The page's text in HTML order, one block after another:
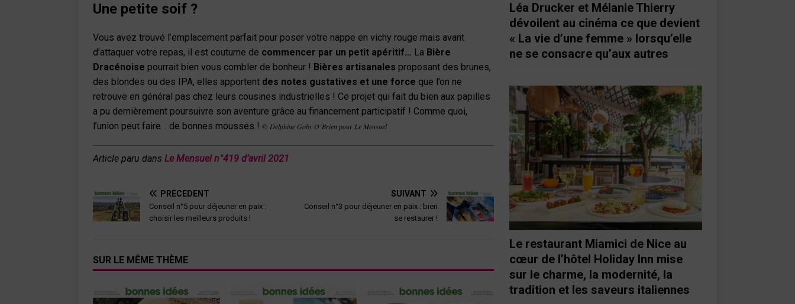
Une petite soif ?
Vous avez trouvé l’emplacement parfait pour poser votre nappe en vichy rouge mais avant
d’attaquer votre repas, il est coutume de commencer par un petit apéritif… La Bière
Dracénoise pourrait bien vous combler de bonheur ! Bières artisanales proposant des brunes,
des blondes ou des IPA, elles apportent des notes gustatives et une force que l’on ne
retrouve en général pas chez leurs cousines industrielles ! Ce projet qui fait du bien aux papilles
a pu dernièrement poursuivre son aventure grâce au financement participatif ! Comme quoi,
l’union peut faire… de bonnes mousses ! © Delphine Goby O’Brien pour Le Mensuel
Article paru dans Le Mensuel n°419 d’avril2021
PRÉCÉDENT
Conseil n°5 pour déjeuner en paix :
choisir les meilleurs produits !
SUIVANT
Conseil n°3 pour déjeuner en paix : bien
se restaurer !
SUR LE MÊME THÈME
Léa Drucker et Mélanie Thierry
dévoilent au cinéma ce que devient
« La vie d’une femme » lorsqu’elle
ne se consacre qu’aux autres
Le restaurant Miamici de Nice au
cœur de l’hôtel Holiday Inn mise
sur le charme, la modernité, la
tradition et les saveurs italiennes